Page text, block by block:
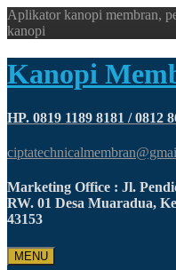
Aplikator kanopi membran,
kanopi
Kanopi
HP. 0819 1189 8181 / 0812
Marketing Office : Jl.
RW. 01 Desa Muaradua,
43153
MENU